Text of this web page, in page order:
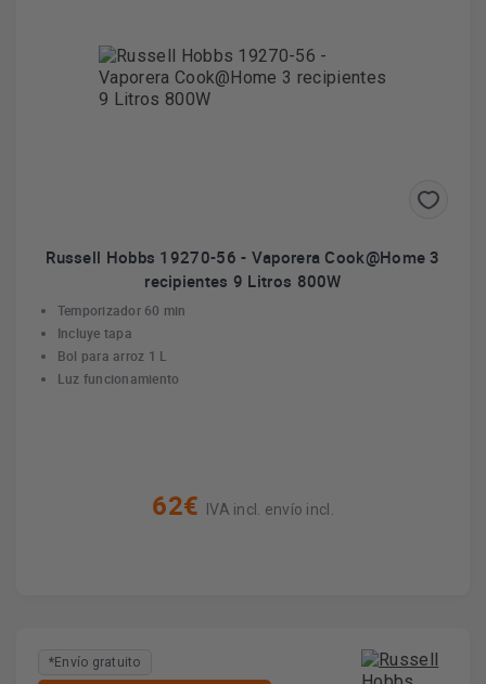
Russell Hobbs 19270-56 - Vaporera Cook@Home 3
recipientes 9 Litros 800W
Temporizador 60 min
Incluye tapa
Bol para arroz 1 L
Luz funcionamiento
62€ IVA incl. envío incl.
*Envío gratuito